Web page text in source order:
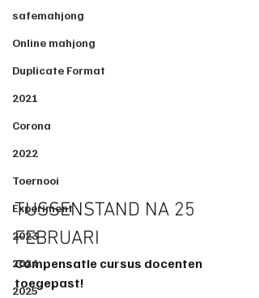
safemahjong
Online mahjong
Duplicate Format
2021
Corona
2022
Toernooi
Experiment
2023
2024
2025
TUSSENSTAND NA 25
FEBRUARI
Compensatie cursus docenten
toegepast!